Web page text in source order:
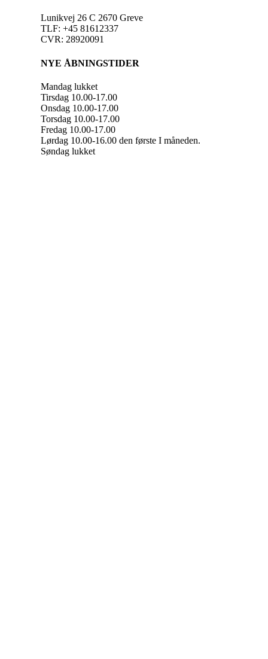
Lunikvej 26 C 2670 Greve
TLF: +45 81612337
CVR: 28920091
NYE ÅBNINGSTIDER
Mandag lukket
Tirsdag 10.00-17.00
Onsdag 10.00-17.00
Torsdag 10.00-17.00
Fredag 10.00-17.00
Lørdag 10.00-16.00 den første I måneden.
Søndag lukket